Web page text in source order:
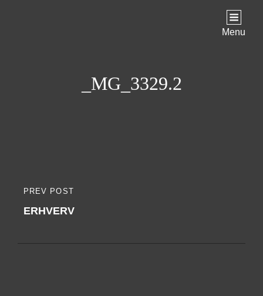
Menu
_MG_3329.2
Indlægsnavigation
PREVIOUS
POST
PREV POST
ERHVERV